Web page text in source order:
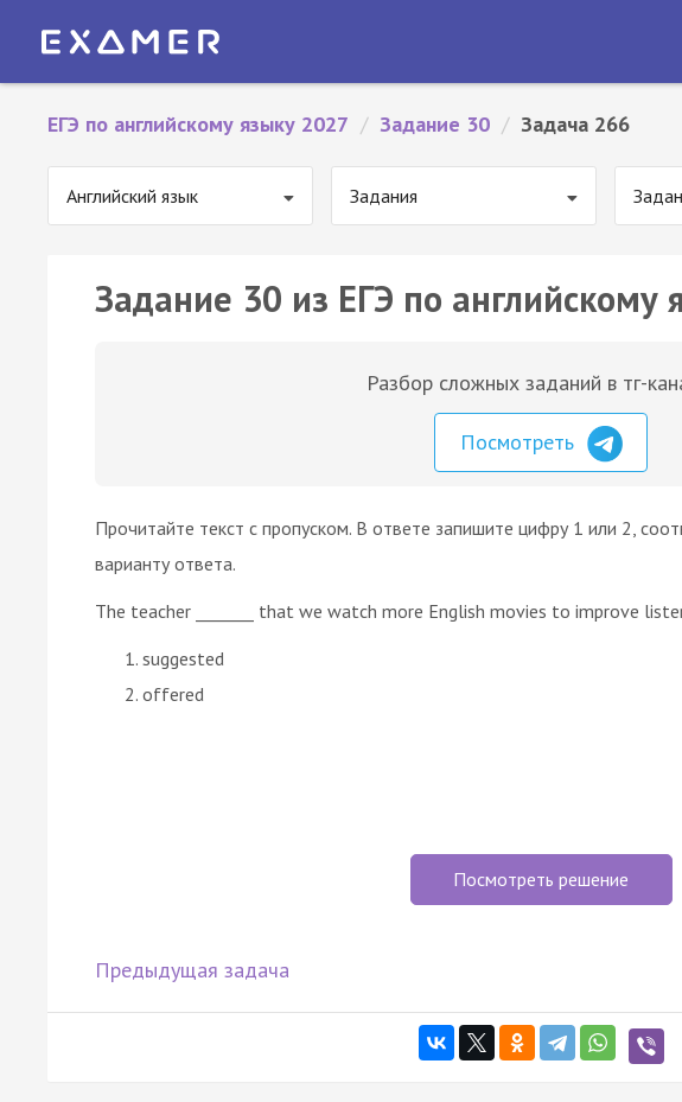
ЕГЭ по английскому языку 2027 / Задание 30 / Задача 266
Английский язык Задания
Задание 30 из ЕГЭ по английскому
Разбор сложных заданий в тг-
Посмотреть
Прочитайте текст с пропуском. В ответе запишите цифру 1 или 2,
варианту ответа.
The teacher _______ that we watch more English movies to improve
suggested
offered
Посмотреть решение
Предыдущая задача